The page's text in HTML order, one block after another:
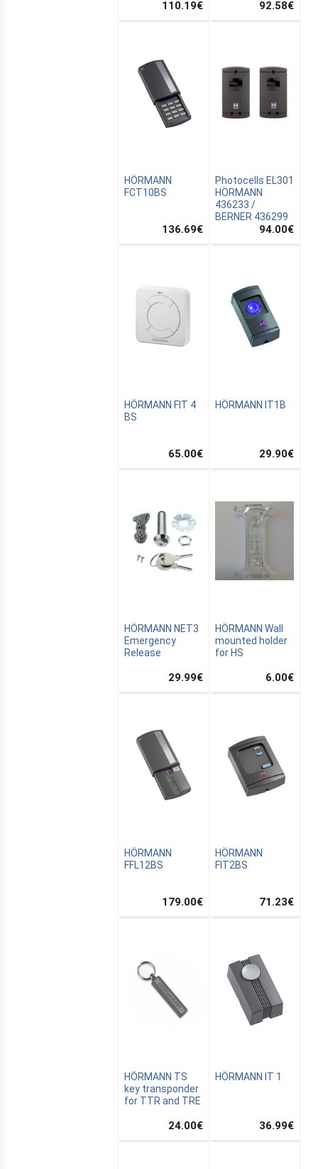
110.19€ 92.58€
HÖRMANN
FCT10BS
136.69€
Photocells EL301
HÖRMANN
436233 /
BERNER 436299
94.00€
HÖRMANN FIT 4
BS
65.00€
HÖRMANN IT1B
29.90€
HÖRMANN NET3
Emergency
Release
29.99€
HÖRMANN Wall
mounted holder
for HS
6.00€
HÖRMANN
FFL12BS
179.00€
HÖRMANN
FIT2BS
71.23€
HÖRMANN TS
key transponder
for TTR and TRE
24.00€
HÖRMANN IT 1
36.99€